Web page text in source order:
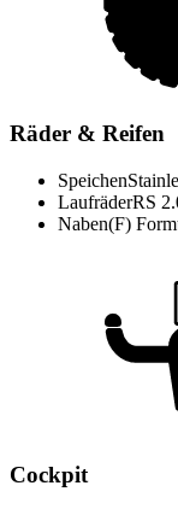
Räder & Reifen
Speichen
LaufräderRS
Naben(F)
Cockpit